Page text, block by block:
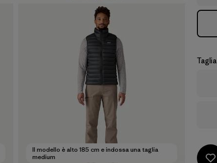
Il modello è alto 185 cm e indossa una taglia
medium
Taglia